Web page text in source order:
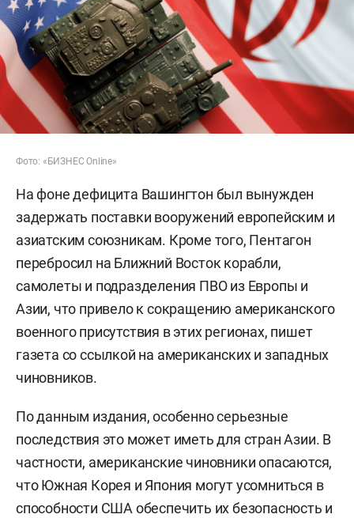
Фото: «БИЗНЕС Online»
На фоне дефицита Вашингтон был вынужден
задержать поставки вооружений европейским и
азиатским союзникам. Кроме того, Пентагон
перебросил на Ближний Восток корабли,
самолеты и подразделения ПВО из Европы и
Азии, что привело к сокращению американского
военного присутствия в этих регионах, пишет
газета со ссылкой на американских и западных
чиновников.
По данным издания, особенно серьезные
последствия это может иметь для стран Азии. В
частности, американские чиновники опасаются,
что Южная Корея и Япония могут усомниться в
способности США обеспечить их безопасность и